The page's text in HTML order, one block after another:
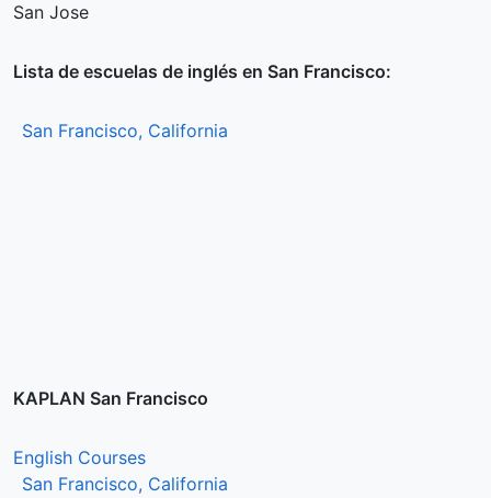
San Jose
Lista de escuelas de inglés en San Francisco:
San Francisco, California
KAPLAN San Francisco
English Courses
San Francisco, California